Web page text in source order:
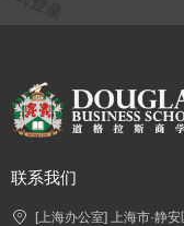
联系我们
[上海办公室] 上海市·静